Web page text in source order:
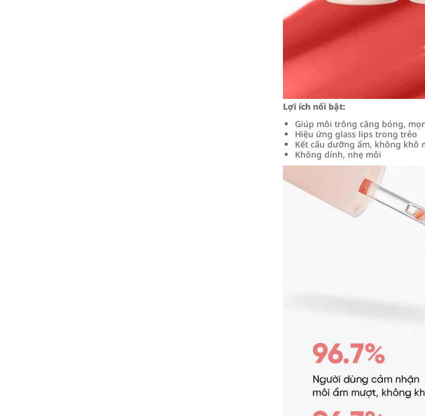
Lợi ích nổi bật:
Giúp môi trông căng bóng,
Hiệu ứng glass lips trong trẻo
Kết cấu dưỡng ẩm, không khô
Không dính, nhẹ môi